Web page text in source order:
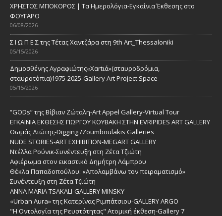
ΧΡΗΣΤΟΣ ΜΠΟΚΟΡΟΣ | Τα Ημερολόγια-Εγκαίνια Έκθεσης στο
ΦΟΥΓΑΡΟ
06/08/2026
Σ Ι Ω Π Ε Σ της Τέτας Χαντζάρα στη 9th Art_Thessaloniki
05/15/2026
Δημοσθένης Αγραφιώτης«Xαrtιά»(σταυροδρόμια,
σταυροτόπια)1975-2025-Gallery Art Project Space
05/15/2026
“GODs” της Βίβιαν Ζώταλη-Art Appel Gallery-Virtual Tour
ΕΓΚΑΙΝΙΑ ΕΚΘΕΣΗΣ ΓΙΩΡΓΟΥ ΚΟΥΒΑΚΗ ΣΤΗΝ EVRIPIDES ART GALLERY
Θωμάς Διώτης-Digging /Zoumboulakis Galleries
NUDE STORIES-ΑRT EXHIBITION-MEGART GALLERY
Ντέλλα Ρούνικ-Συνέντευξη στη Ζέτα Τζιώτη
Αφιέρωμα στον εικαστικό Δημήτρη Λάμπρου
Θέκλα Παπαδοπούλου: «Απολαμβάνω τον πειραματισμό»
Συνέντευξη στη Ζέτα Τζιώτη
ANNA MARIA TSAKALI-GALLERY MINSKY
«Urban Aura» της Κατερίνας Ριμπάτσιου-GALLERY ARGO
"Η Οντολογία της Ρευστότητας" Ατομική έκθεση-Gallery 7